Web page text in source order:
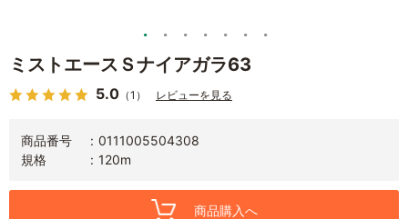
ミストエースＳナイアガラ63
5.0 （1） レビューを見る
商品番号
0111005504308
規格
120m
商品購入へ